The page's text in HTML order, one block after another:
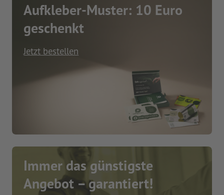
Aufkleber-Muster: 10 Euro
geschenkt
Jetzt bestellen
Immer das günstigste
Angebot – garantiert!